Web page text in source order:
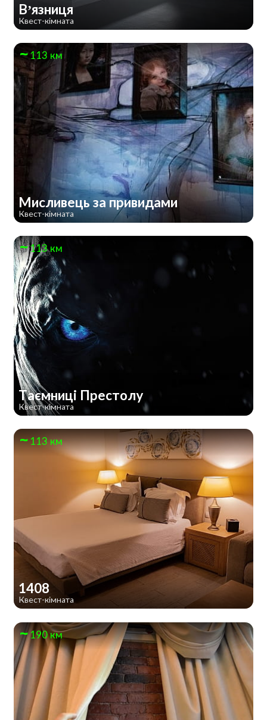
В’язниця
Квест-кімната
113 км
Мисливець за привидами
Квест-кімната
113 км
Таємниці Престолу
Квест-кімната
113 км
1408
Квест-кімната
190 км